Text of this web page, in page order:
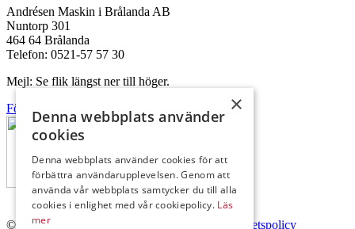
Andrésen Maskin i Brålanda AB
Nuntorp 301
464 64 Brålanda
Telefon: 0521-57 57 30
Mejl: Se flik längst ner till höger.
Följ oss på Facebook
© Copyright 2026 Andrésen Maskin AB. Integritetspolicy
×
Denna webbplats använder
cookies
Denna webbplats använder cookies för att
förbättra användarupplevelsen. Genom att
använda vår webbplats samtycker du till alla
cookies i enlighet med vår cookiepolicy. Läs
mer